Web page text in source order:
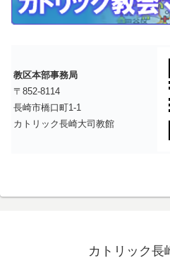
教区本部事務局
〒852-8114
長崎市橋口町1-1
カトリック長崎大司教館
カトリック長